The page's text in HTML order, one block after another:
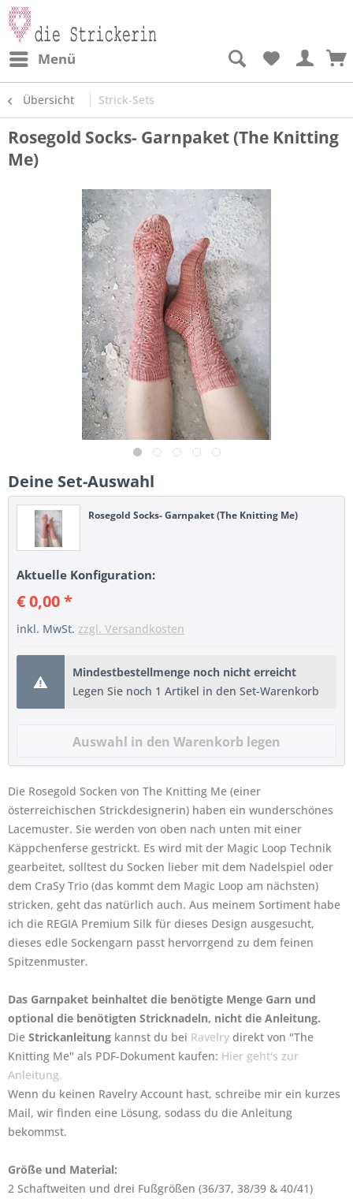
Menü
Übersicht Strick-Sets
Rosegold Socks- Garnpaket (The Knitting
Me)
Deine Set-Auswahl
Rosegold Socks- Garnpaket (The Knitting Me)
Aktuelle Konfiguration:
€ 0,00 *
inkl. MwSt. zzgl. Versandkosten
Mindestbestellmenge noch nicht erreicht
Legen Sie noch 1 Artikel in den Set-Warenkorb
Die Rosegold Socken von The Knitting Me (einer
österreichischen Strickdesignerin) haben ein wunderschönes
Lacemuster. Sie werden von oben nach unten mit einer
Käppchenferse gestrickt. Es wird mit der Magic Loop Technik
gearbeitet, solltest du Socken lieber mit dem Nadelspiel oder
dem CraSy Trio (das kommt dem Magic Loop am nächsten)
stricken, geht das natürlich auch. Aus meinem Sortiment habe
ich die REGIA Premium Silk für dieses Design ausgesucht,
dieses edle Sockengarn passt hervorrgend zu dem feinen
Spitzenmuster.
Das Garnpaket beinhaltet die benötigte Menge Garn und
optional die benötigten Stricknadeln, nicht die Anleitung.
Die Strickanleitung kannst du bei Ravelry direkt von "The
Knitting Me" als PDF-Dokument kaufen: Hier geht's zur
Anleitung.
Wenn du keinen Ravelry Account hast, schreibe mir ein kurzes
Mail, wir finden eine Lösung, sodass du die Anleitung
bekommst.
Größe und Material:
2 Schaftweiten und drei Fußgrößen (36/37, 38/39 & 40/41)